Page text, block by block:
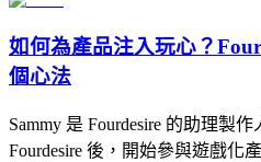
如何為產品注入玩心？
個心法
Sammy 是 Fourdesire 的助理製
Fourdesire 後，開始參與遊戲化